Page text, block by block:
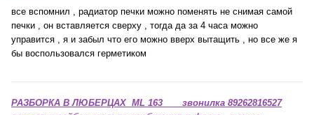
все вспомнил , радиатор печки можно поменять не снимая самой
печки , он вставляется сверху , тогда да за 4 часа можно
управится , я и забыл что его можно вверх вытащить , но все же я
бы воспользовался герметиком
РАЗБОРКА В ЛЮБЕРЦАХ ML 163 звонилка 89262816527